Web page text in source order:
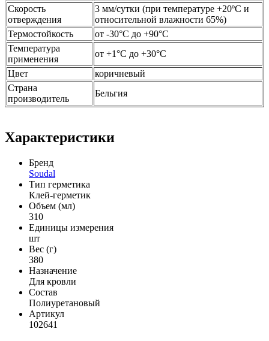
Скорость
отверждения
3 мм/сутки (при температуре +20ºС и
относительной влажности 65%)
Термостойкость
от -30°C до +90°C
Температура
применения
от +1°C до +30°C
Цвет
коричневый
Страна
производитель
Бельгия
Характеристики
Бренд
Soudal
Тип герметика
Клей-герметик
Объем (мл)
310
Единицы измерения
шт
Вес (г)
380
Назначение
Для кровли
Состав
Полиуретановый
Артикул
102641